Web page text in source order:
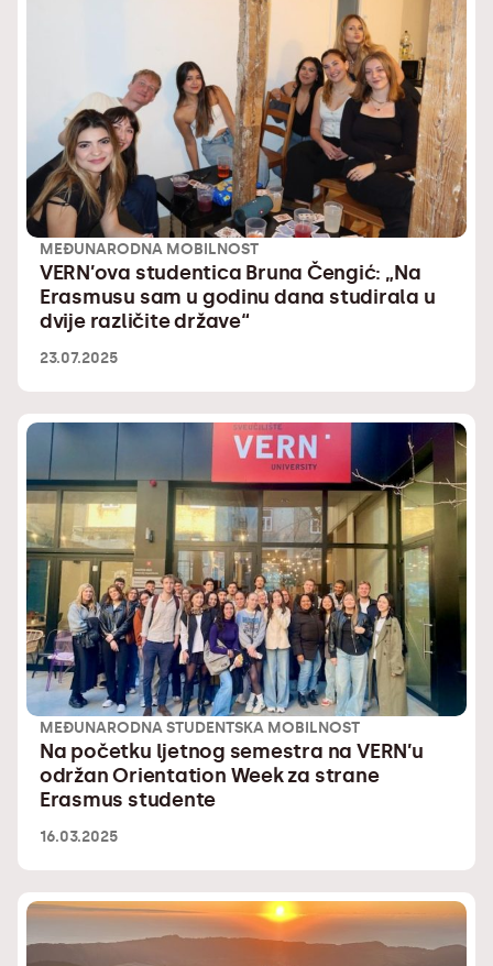
MEĐUNARODNA MOBILNOST
VERN’ova studentica Bruna Čengić: „Na
Erasmusu sam u godinu dana studirala u
dvije različite države“
23.07.2025
MEĐUNARODNA STUDENTSKA MOBILNOST
Na početku ljetnog semestra na VERN’u
održan Orientation Week za strane
Erasmus studente
16.03.2025